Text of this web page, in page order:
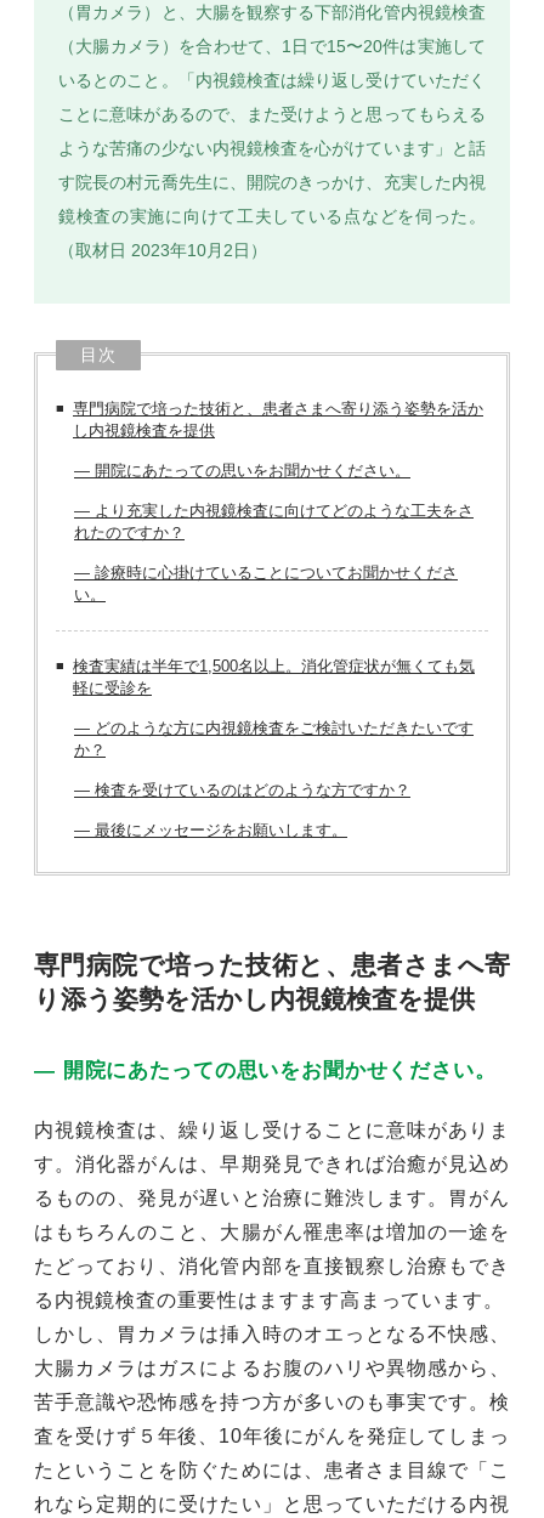
（胃カメラ）と、大腸を観察する下部消化管内視鏡検査
（大腸カメラ）を合わせて、1日で15〜20件は実施して
いるとのこと。「内視鏡検査は繰り返し受けていただく
ことに意味があるので、また受けようと思ってもらえる
ような苦痛の少ない内視鏡検査を心がけています」と話
す院長の村元喬先生に、開院のきっかけ、充実した内視
鏡検査の実施に向けて工夫している点などを伺った。
（取材日 2023年10月2日）
目次
専門病院で培った技術と、患者さまへ寄り添う姿勢を活か
し内視鏡検査を提供
― 開院にあたっての思いをお聞かせください。
― より充実した内視鏡検査に向けてどのような工夫をさ
れたのですか？
― 診療時に心掛けていることについてお聞かせくださ
い。
検査実績は半年で1,500名以上。消化管症状が無くても気
軽に受診を
― どのような方に内視鏡検査をご検討いただきたいです
か？
― 検査を受けているのはどのような方ですか？
― 最後にメッセージをお願いします。
専門病院で培った技術と、患者さまへ寄
り添う姿勢を活かし内視鏡検査を提供
― 開院にあたっての思いをお聞かせください。
内視鏡検査は、繰り返し受けることに意味がありま
す。消化器がんは、早期発見できれば治癒が見込め
るものの、発見が遅いと治療に難渋します。胃がん
はもちろんのこと、大腸がん罹患率は増加の一途を
たどっており、消化管内部を直接観察し治療もでき
る内視鏡検査の重要性はますます高まっています。
しかし、胃カメラは挿入時のオエっとなる不快感、
大腸カメラはガスによるお腹のハリや異物感から、
苦手意識や恐怖感を持つ方が多いのも事実です。検
査を受けず５年後、10年後にがんを発症してしまっ
たということを防ぐためには、患者さま目線で「こ
れなら定期的に受けたい」と思っていただける内視